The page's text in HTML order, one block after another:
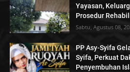
Yayasan,
Prosedur
Sabtu, Agustus 08,
PP Asy-Syifa
Syifa, Perkuat
Penyembuhan